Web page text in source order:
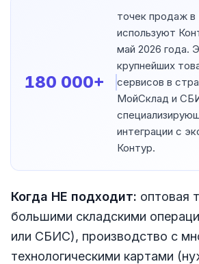
180 000+
точек продаж в
используют
май 2026 года.
крупнейших
сервисов в
МойСклад и
интеграции с
Контур.
Когда НЕ подходит: оптовая
большими складскими
или СБИС), производство с
технологическими картами